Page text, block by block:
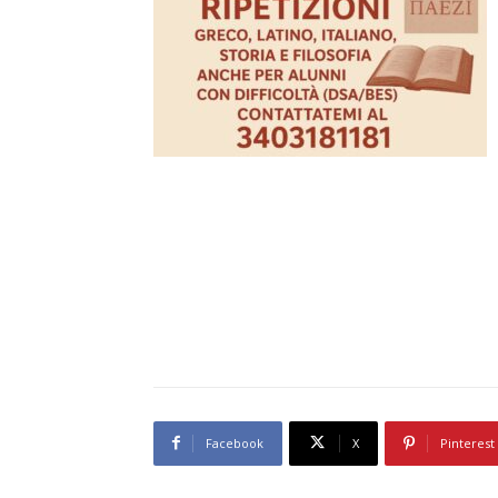
Facebook X Pinterest